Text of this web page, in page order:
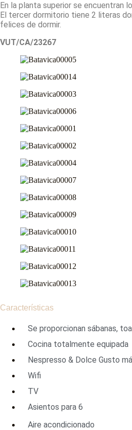
En la planta superior se encuentran
El tercer dormitorio tiene 2 literas
felices de dormir.
VUT/CA/23267
Características
Se proporcionan sábanas,
Cocina totalmente equipada
Nespresso & Dolce Gusto
Wifi
TV
Asientos para 6
Aire acondicionado